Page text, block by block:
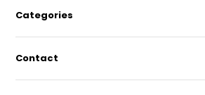
Categories
Contact